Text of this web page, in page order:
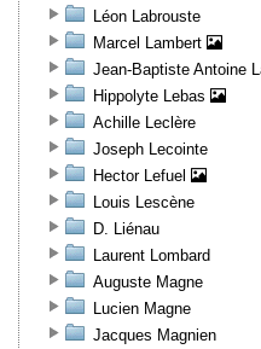
Léon Labrouste
Marcel Lambert
Jean-Baptiste Antoine
Hippolyte Lebas
Achille Leclère
Joseph Lecointe
Hector Lefuel
Louis Lescène
D. Liénau
Laurent Lombard
Auguste Magne
Lucien Magne
Jacques Magnien